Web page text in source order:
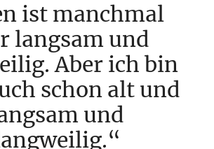
ist manchmal
langsam und
Aber ich bin
schon alt und
und